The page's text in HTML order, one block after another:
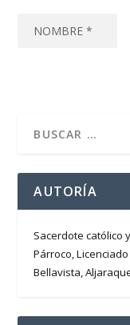
AUTORÍA
Sacerdote católico
Párroco,
Bellavista,